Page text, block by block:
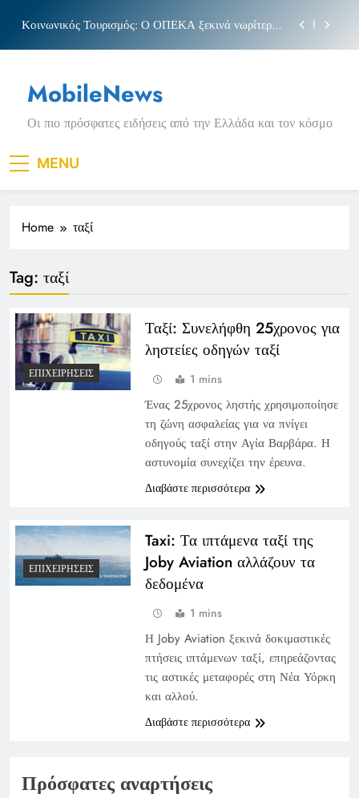
content
Κοινωνικός Τουρισμός: Ο ΟΠΕΚΑ ξεκινά νωρίτερα
Νέα Κρήτη: Σαρακήνικο και η φράση «Κρήτη
ΟΦΗ»
Πριγκιπάτο Στάδιο
Κοινωνικός Τουρισμός: Ο ΟΠΕΚΑ ξεκινά νωρίτερα
τις αιτήσεις
Μπέσσυ αργυράκη
Νέα Κρήτη: Σαρακήνικο και η φράση «Κρήτη
MobileNews
Οι πιο πρόσφατες ειδήσεις από την Ελλάδα και τον κόσμο
MENU
Home ταξί
Tag: ταξί
ΕΠΙΧΕΙΡΉΣΕΙΣ
Ταξί: Συνελήφθη 25χρονος για
ληστείες οδηγών ταξί
1 mins
Ένας 25χρονος ληστής χρησιμοποίησε
τη ζώνη ασφαλείας για να πνίγει
οδηγούς ταξί στην Αγία Βαρβάρα. Η
αστυνομία συνεχίζει την έρευνα.
Διαβάστε περισσότερα
ΕΠΙΧΕΙΡΉΣΕΙΣ
Taxi: Τα ιπτάμενα ταξί της
Joby Aviation αλλάζουν τα
δεδομένα
1 mins
Η Joby Aviation ξεκινά δοκιμαστικές
πτήσεις ιπτάμενων ταξί, επηρεάζοντας
τις αστικές μεταφορές στη Νέα Υόρκη
και αλλού.
Διαβάστε περισσότερα
Πρόσφατες αναρτήσεις